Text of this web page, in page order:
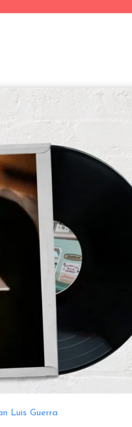
Luis Guerra